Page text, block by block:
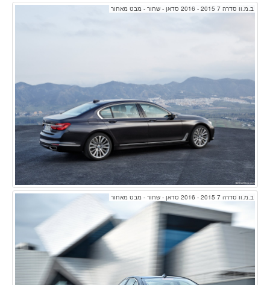
ב.מ.וו סדרה 7 2015 - 2016 סדאן - שחור - מבט מאחור
ב.מ.וו סדרה 7 2015 - 2016 סדאן - שחור - מבט מאחור